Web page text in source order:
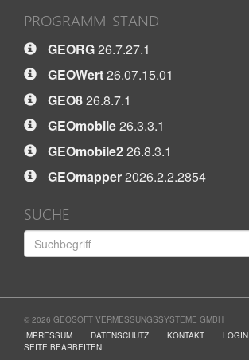
PROGRAMM-STAND
GEORG26.7.27.1
GEOWert26.07.15.01
GEO826.8.7.1
GEOmobile26.3.3.1
GEOmobile226.8.3.1
GEOmapper2026.2.2.2854
SUCHE
© 2026 GEOSOFT VERMESSUNGSSYSTEME GMBH
IMPRESSUM
DATENSCHUTZ KONTAKT
LOGIN
SEITE BEARBEITEN